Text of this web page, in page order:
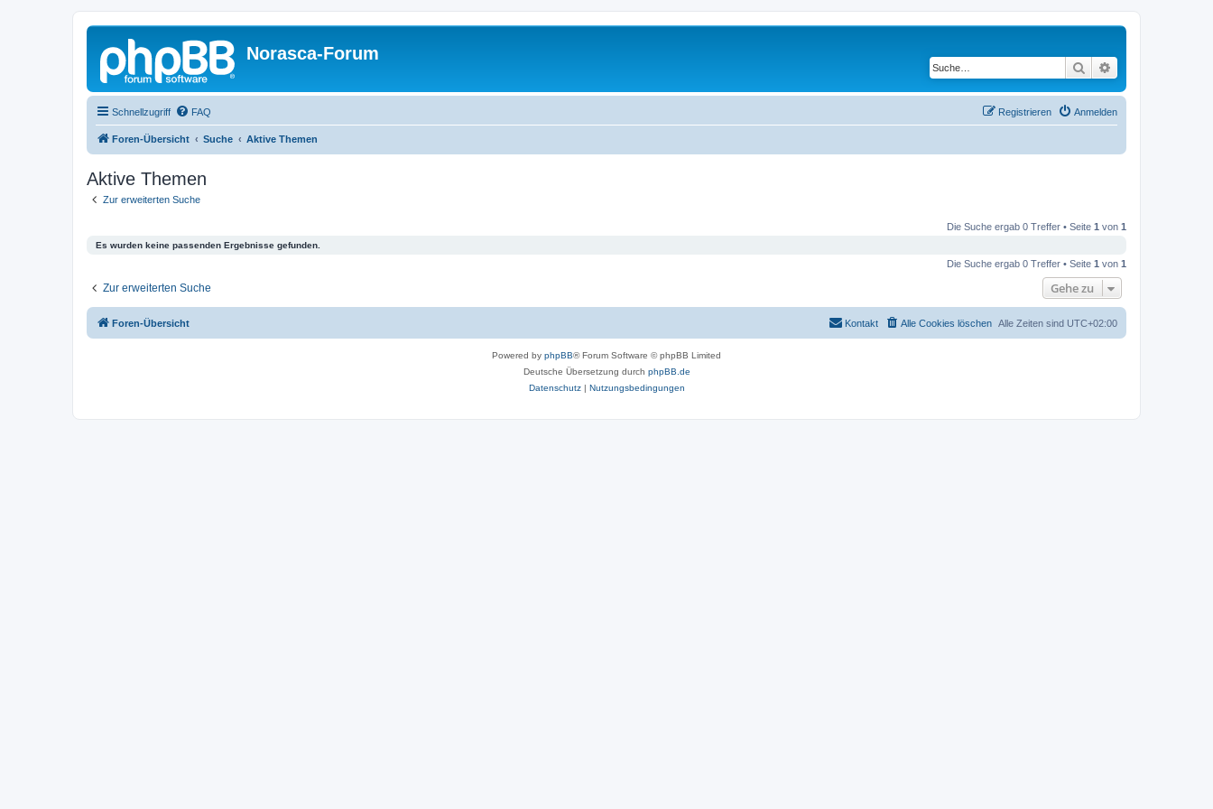
Norasca-Forum
Suche
Schnellzugriff FAQ Anmelden
Registrieren
Foren-Übersicht Suche Aktive Themen
Aktive Themen
Zur erweiterten Suche
Die Suche ergab 0 Treffer • Seite 1 von 1
Es wurden keine passenden Ergebnisse gefunden.
Die Suche ergab 0 Treffer • Seite 1 von 1
Zur erweiterten Suche Gehe zu
Foren-Übersicht Alle Zeiten sind UTC+02:00
Alle Cookies löschen
Kontakt
Powered by phpBB® Forum Software © phpBB Limited
Deutsche Übersetzung durch phpBB.de
Datenschutz| Nutzungsbedingungen